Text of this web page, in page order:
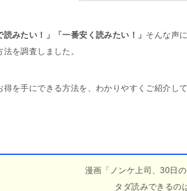
読みたい！」「一番安く読みたい！」 そんな声
法を調査しました。
得を手にできる方法を、わかりやすくご紹介して
漫画「ノンケ上司、30日
タダ読みできるの